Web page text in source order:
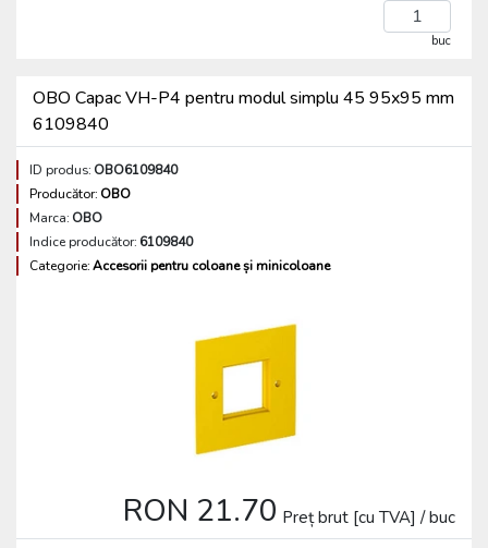
buc
OBO Capac VH-P4 pentru modul simplu 45 95x95 mm
6109840
ID produs: OBO6109840
Producător: OBO
Marca: OBO
Indice producător: 6109840
Categorie:Accesorii pentru coloane și minicoloane
RON 21.70 Preț brut [cu TVA] / buc